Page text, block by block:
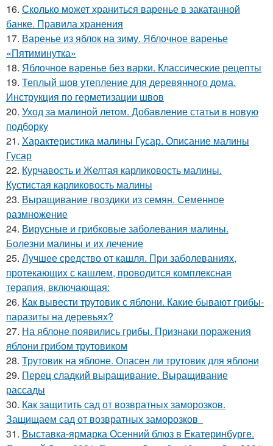
16. Сколько может храниться варенье в закатанной
банке. Правила хранения
17. Варенье из яблок на зиму. Яблочное варенье
«Пятиминутка»
18. Яблочное варенье без варки. Классические рецепты
19. Теплый шов утепление для деревянного дома.
Инструкция по герметизации швов
20. Уход за малиной летом. Добавление статьи в новую
подборку
21. Характеристика малины Гусар. Описание малины
Гусар
22. Курчавость и Желтая карликовость малины.
Кустистая карликовость малины
23. Выращивание гвоздики из семян. Семенное
размножение
24. Вирусные и грибковые заболевания малины.
Болезни малины и их лечение
25. Лучшее средство от кашля. При заболеваниях,
протекающих с кашлем, проводится комплексная
терапия, включающая:
26. Как вывести трутовик с яблони. Какие бывают грибы-
паразиты на деревьях?
27. На яблоне появились грибы. Признаки поражения
яблони грибом трутовиком
28. Трутовик на яблоне. Опасен ли трутовик для яблони
29. Перец сладкий выращивание. Выращивание
рассады
30. Как защитить сад от возвратных заморозков.
Защищаем сад от возвратных заморозков
31. Выставка-ярмарка Осенний блюз в Екатеринбурге.